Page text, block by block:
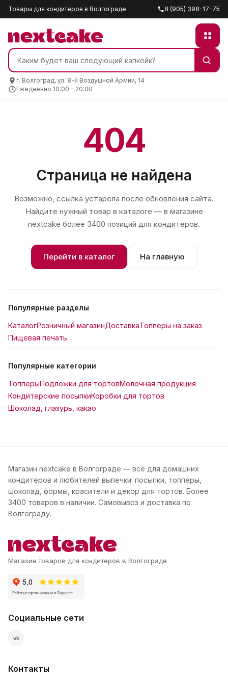
Товары для кондитеров в Волгограде 8 (905) 398-17-75
г. Волгоград, ул. 8-й Воздушной Армии, 14
Ежедневно 10:00 – 20:00
404
Страница не найдена
Возможно, ссылка устарела после обновления сайта.
Найдите нужный товар в каталоге — в магазине
nextcake более 3400 позиций для кондитеров.
Перейти в каталог На главную
Популярные разделы
КаталогРозничный магазинДоставкаТопперы на заказ
Пищевая печать
Популярные категории
ТопперыПодложки для тортовМолочная продукция
Кондитерские посыпкиКоробки для тортов
Шоколад, глазурь, какао
Магазин nextcake в Волгограде — всё для домашних
кондитеров и любителей выпечки: посыпки, топперы,
шоколад, формы, красители и декор для тортов. Более
3400 товаров в наличии. Самовывоз и доставка по
Волгограду.
Магазин товаров для кондитеров в Волгограде
Социальные сети
vk
Контакты